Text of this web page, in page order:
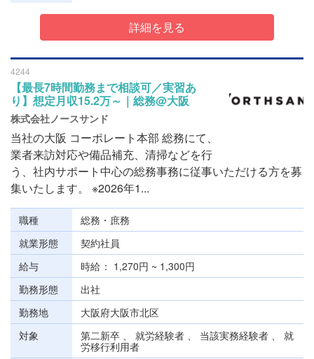
詳細を見る
4244
【最長7時間勤務まで相談可／実習あ
り】想定月収15.2万～｜総務@大阪
株式会社ノースサンド
当社の大阪 コーポレート本部 総務にて、
業者来訪対応や備品補充、清掃などを行
う、社内サポート中心の総務事務に従事いただける方を募
集いたします。 ※2026年1...
職種
総務・庶務
就業形態
契約社員
給与
時給
1,270円 ~ 1,300円
勤務形態
出社
勤務地
大阪府大阪市北区
対象
第二新卒 、 就労経験者 、 当該実務経験者 、 就
労移行利用者